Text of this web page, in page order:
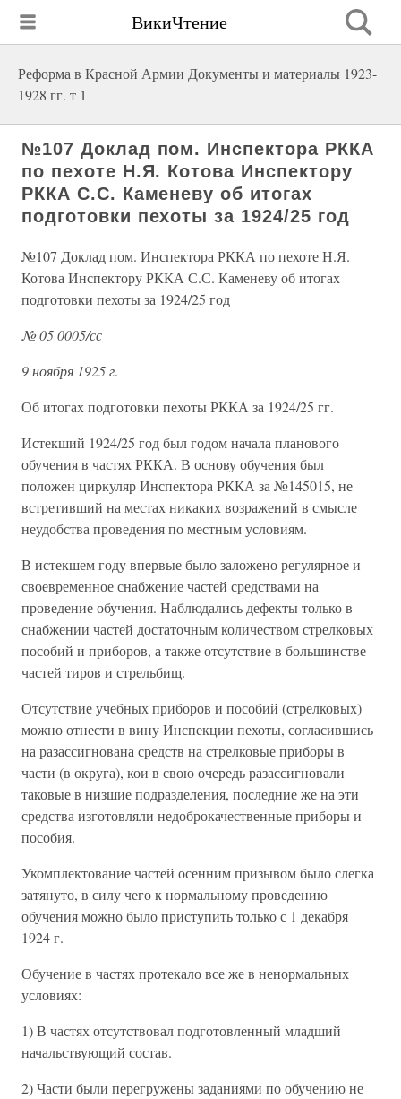
ВикиЧтение
Реформа в Красной Армии Документы и материалы 1923-
1928 гг. т 1
№107 Доклад пом. Инспектора РККА
по пехоте Н.Я. Котова Инспектору
РККА С.С. Каменеву об итогах
подготовки пехоты за 1924/25 год
№107 Доклад пом. Инспектора РККА по пехоте Н.Я.
Котова Инспектору РККА С.С. Каменеву об итогах
подготовки пехоты за 1924/25 год
№ 05 0005/сс
9 ноября 1925 г.
Об итогах подготовки пехоты РККА за 1924/25 гг.
Истекший 1924/25 год был годом начала планового
обучения в частях РККА. В основу обучения был
положен циркуляр Инспектора РККА за №145015, не
встретивший на местах никаких возражений в смысле
неудобства проведения по местным условиям.
В истекшем году впервые было заложено регулярное и
своевременное снабжение частей средствами на
проведение обучения. Наблюдались дефекты только в
снабжении частей достаточным количеством стрелковых
пособий и приборов, а также отсутствие в большинстве
частей тиров и стрельбищ.
Отсутствие учебных приборов и пособий (стрелковых)
можно отнести в вину Инспекции пехоты, согласившись
на разассигнована средств на стрелковые приборы в
части (в округа), кои в свою очередь разассигновали
таковые в низшие подразделения, последние же на эти
средства изготовляли недоброкачественные приборы и
пособия.
Укомплектование частей осенним призывом было слегка
затянуто, в силу чего к нормальному проведению
обучения можно было приступить только с 1 декабря
1924 г.
Обучение в частях протекало все же в ненормальных
условиях:
1) В частях отсутствовал подготовленный младший
начальствующий состав.
2) Части были перегружены заданиями по обучению не